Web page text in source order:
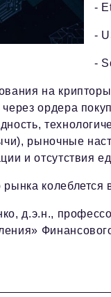
-
-
-
на
ордера
рыночные
и отсутствия
д.э.н.,